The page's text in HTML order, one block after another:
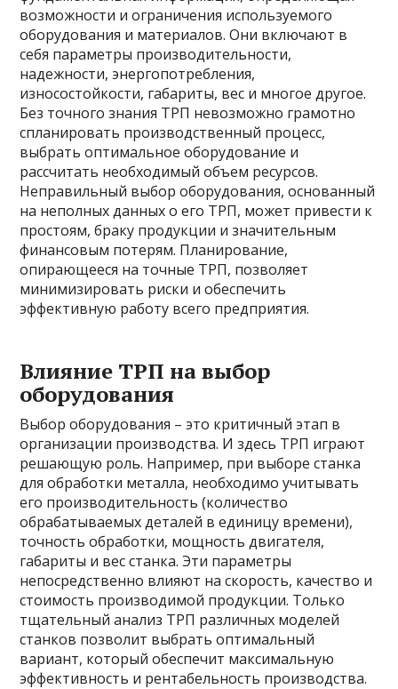
возможности и ограничения используемого
оборудования и материалов. Они включают в
себя параметры производительности,
надежности, энергопотребления,
износостойкости, габариты, вес и многое другое.
Без точного знания ТРП невозможно грамотно
спланировать производственный процесс,
выбрать оптимальное оборудование и
рассчитать необходимый объем ресурсов.
Неправильный выбор оборудования, основанный
на неполных данных о его ТРП, может привести к
простоям, браку продукции и значительным
финансовым потерям. Планирование,
опирающееся на точные ТРП, позволяет
минимизировать риски и обеспечить
эффективную работу всего предприятия.
Влияние ТРП на выбор
оборудования
Выбор оборудования – это критичный этап в
организации производства. И здесь ТРП играют
решающую роль. Например, при выборе станка
для обработки металла, необходимо учитывать
его производительность (количество
обрабатываемых деталей в единицу времени),
точность обработки, мощность двигателя,
габариты и вес станка. Эти параметры
непосредственно влияют на скорость, качество и
стоимость производимой продукции. Только
тщательный анализ ТРП различных моделей
станков позволит выбрать оптимальный
вариант, который обеспечит максимальную
эффективность и рентабельность производства.